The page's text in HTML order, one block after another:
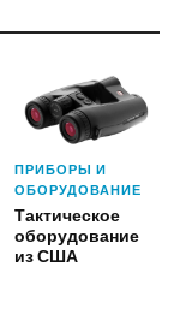
ПРИБОРЫ И
ОБОРУДОВАНИЕ
Тактическое
оборудование
из США